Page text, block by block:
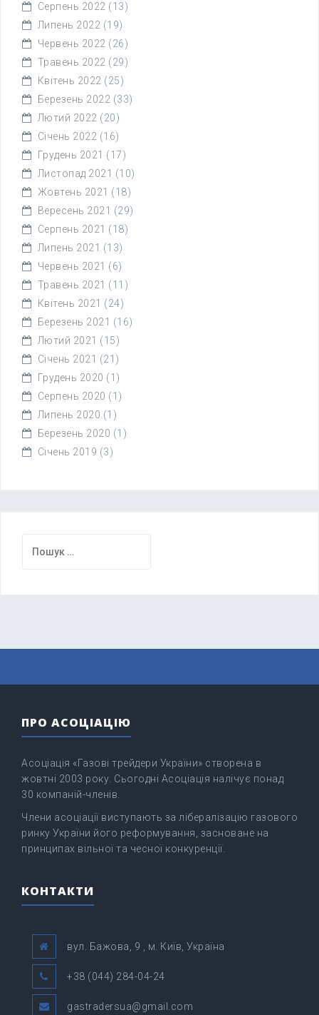
Серпень 2022 (13)
Липень 2022 (19)
Червень 2022 (26)
Травень 2022 (29)
Квітень 2022 (25)
Березень 2022 (33)
Лютий 2022 (20)
Січень 2022 (16)
Грудень 2021 (17)
Листопад 2021 (10)
Жовтень 2021 (18)
Вересень 2021 (29)
Серпень 2021 (18)
Липень 2021 (13)
Червень 2021 (6)
Травень 2021 (11)
Квітень 2021 (24)
Березень 2021 (16)
Лютий 2021 (15)
Січень 2021 (21)
Грудень 2020 (1)
Серпень 2020 (1)
Липень 2020 (1)
Березень 2020 (1)
Січень 2019 (3)
ПРО АСОЦІАЦІЮ
Асоціація «Газові трейдери України» створена в
жовтні 2003 року. Сьогодні Асоціація налічує понад
30 компаній-членів.
Члени асоціації виступають за лібералізацію газового
ринку України його реформування, засноване на
принципах вільної та чесної конкуренції.
КОНТАКТИ
вул. Бажова, 9 , м. Київ, Україна
+38 (044) 284-04-24
gastradersua@gmail.com